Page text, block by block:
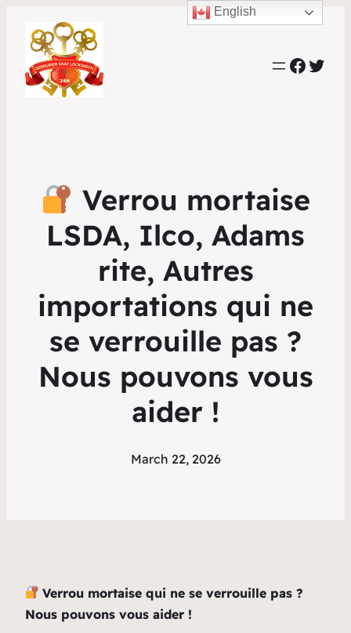
Verrou mortaise
LSDA, Ilco, Adams
rite, Autres
importations qui ne
se verrouille pas ?
Nous pouvons vous
aider !
March 22, 2026
Verrou mortaise qui ne se verrouille pas ?
Nous pouvons vous aider !
English